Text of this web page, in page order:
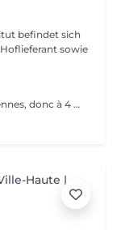
sowie
Le massage essentiel réalisé par 2 esthéticiennes, donc à 4 mains est un massage du corps complet aux huiles essentielles, qui apporte une profonde relaxation. C'est une technique favorisant la circulation énergétique et qui réactive le métabolisme. C'est un massage où on retrouve le plaisir de donner et de recevoir. En fait c'est un mélange de différentes techniques : californienne, quant au rythme, la fluidité, manoeuvres enveloppantes, et suédoise, travail précis sur les différentes parties du corps.